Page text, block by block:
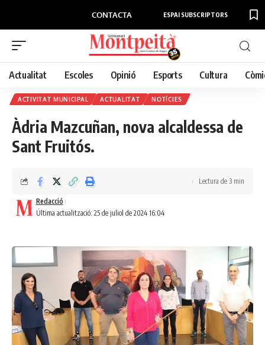
CONTACTA ESPAI SUBSCRIPTORS
Actualitat Escoles Opinió Esports Cultura
ACTIVITAT MUNICIPAL ACTUALITAT NOTÍCIES
Àdria Mazcuñan, nova alcaldessa de
Sant Fruitós.
Última actualització: 25 de juliol de 2024 16:04
Redacció
Lectura de 3 min